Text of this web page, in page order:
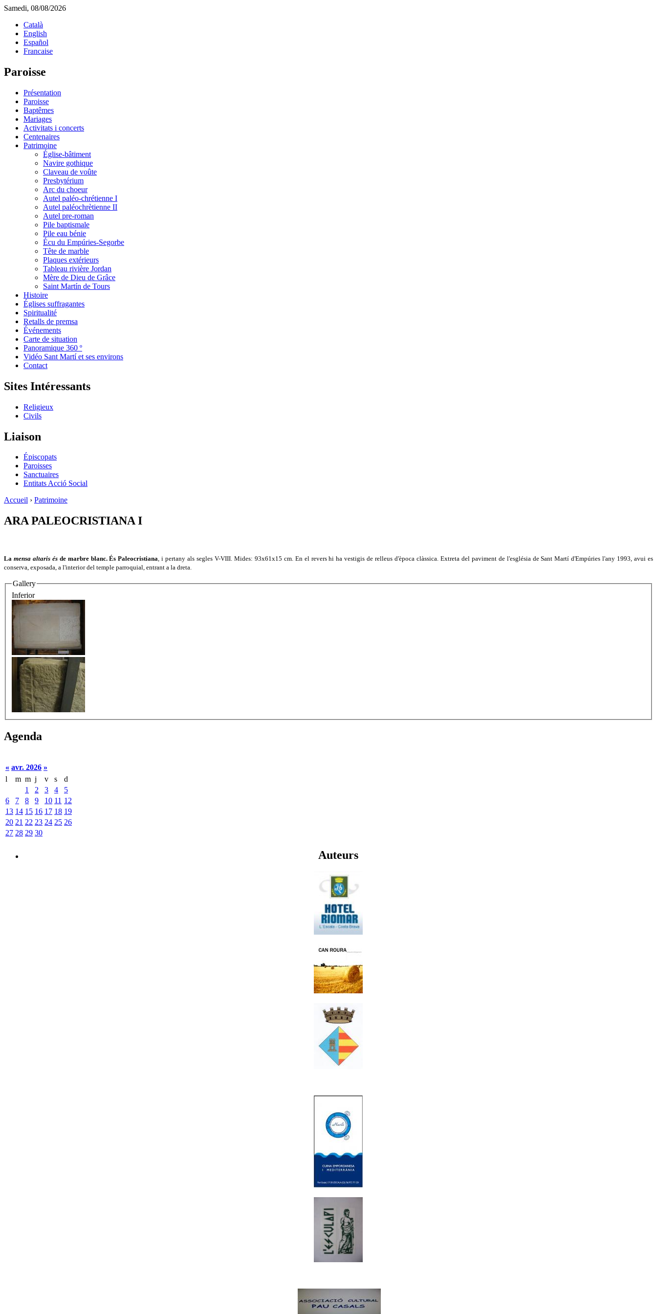
Samedi, 08/08/2026
Català
English
Español
Francaise
Paroisse
Présentation
Paroisse
Baptêmes
Mariages
Activitats i concerts
Centenaires
Patrimoine
Église-bâtiment
Navire gothique
Claveau de voûte
Presbytérium
Arc du choeur
Autel paléo-chrétienne I
Autel paléochrètienne II
Autel pre-roman
Pile baptismale
Pile eau bénie
Écu du Empúries-Segorbe
Tête de marble
Plaques extérieurs
Tableau rivière Jordan
Mère de Dieu de Grâce
Saint Martín de Tours
Histoire
Églises suffragantes
Spiritualité
Retalls de premsa
Événements
Carte de situation
Panoramique 360 º
Vidéo Sant Martí et ses environs
Contact
Sites Intéressants
Religieux
Civils
Liaison
Épiscopats
Paroisses
Sanctuaires
Entitats Acció Social
Accueil › Patrimoine
ARA PALEOCRISTIANA I
La mensa altaris ésde marbre blanc. És Paleocristiana, i pertany als segles V-VIII. Mides: 93x61x15 cm. En el revers hi ha vestigis de relleus d'època clàssica. Extreta del paviment de l'església de Sant Martí d'Empúries l'any 1993, avui es
conserva, exposada, a l'interior del temple parroquial, entrant a la dreta.
Gallery
Inferior
Agenda
« avr. 2026 »
l
m m j v s
d
1
2 3 4
5
6
7 8 9 10 11 12
13 14 15 16 17 18 19
20 21 22 23 24 25 26
27 28 29 30
Auteurs